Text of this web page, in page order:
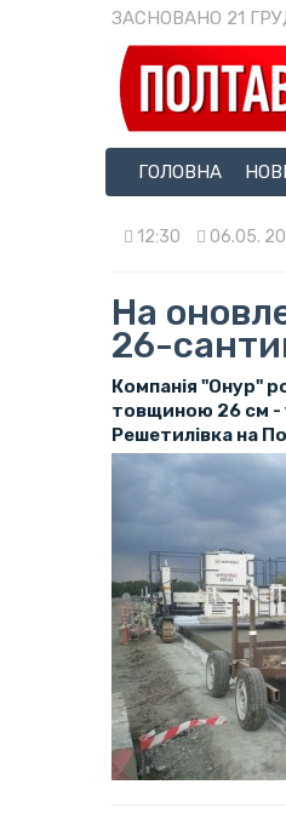
ЗАСНОВАНО 21
ГОЛОВНА
12:30 06.05.
На
26-
Компанія "Онур"
товщиною 26 см -
Решетилівка на